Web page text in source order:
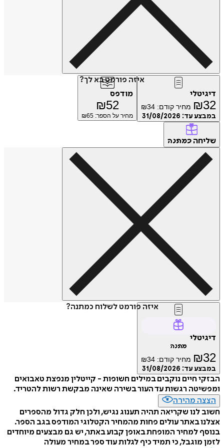
איזה פורמט בא לך?
דיגיטלי
₪32 מחיר קודם: ₪34
במבצע עד: 31/08/2026
מודפס
₪52
מחיר על הספר: ₪ 65
שליחה כמתנה
איזה פורמט לשלוח כמתנה?
דיגיטלי
מתנה
₪32 מחיר קודם: ₪34
במבצע עד: 31/08/2026
הבזקי חיים נוקבים במילים חשופות - קייטלין מנפצת טאבואים
ומפשיטה רגשות עד העור בשירה שאינה מבקשת רשות להטריד.
הצצה מהירה
חשוב לנו שקריאה תהיה תענוג נגיש, ולכן חלק גדול מהספרים
אצלנו באתר עולים פחות מהמחיר הקטלוגי המודפס בגב הספר.
בנוסף למחיר המופחת באופן קבוע באתר, יש גם מבצעים מיוחדים
לזמן מוגבל, כי תמיד כיף לגלות עוד ספר במחיר מעולה